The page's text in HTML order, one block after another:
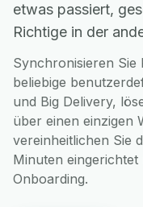
etwas passiert,
Richtige in der
Synchronisieren Sie
beliebige
und Big Delivery,
über einen einzigen
vereinheitlichen Sie
Minuten
Onboarding.